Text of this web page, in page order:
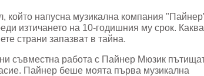
който напусна музикална компания
изтичането на 10-годишния му срок.
страни запазват в тайна.
съвместна работа с Пайнер Мюзик
Пайнер беше моята първа музикална